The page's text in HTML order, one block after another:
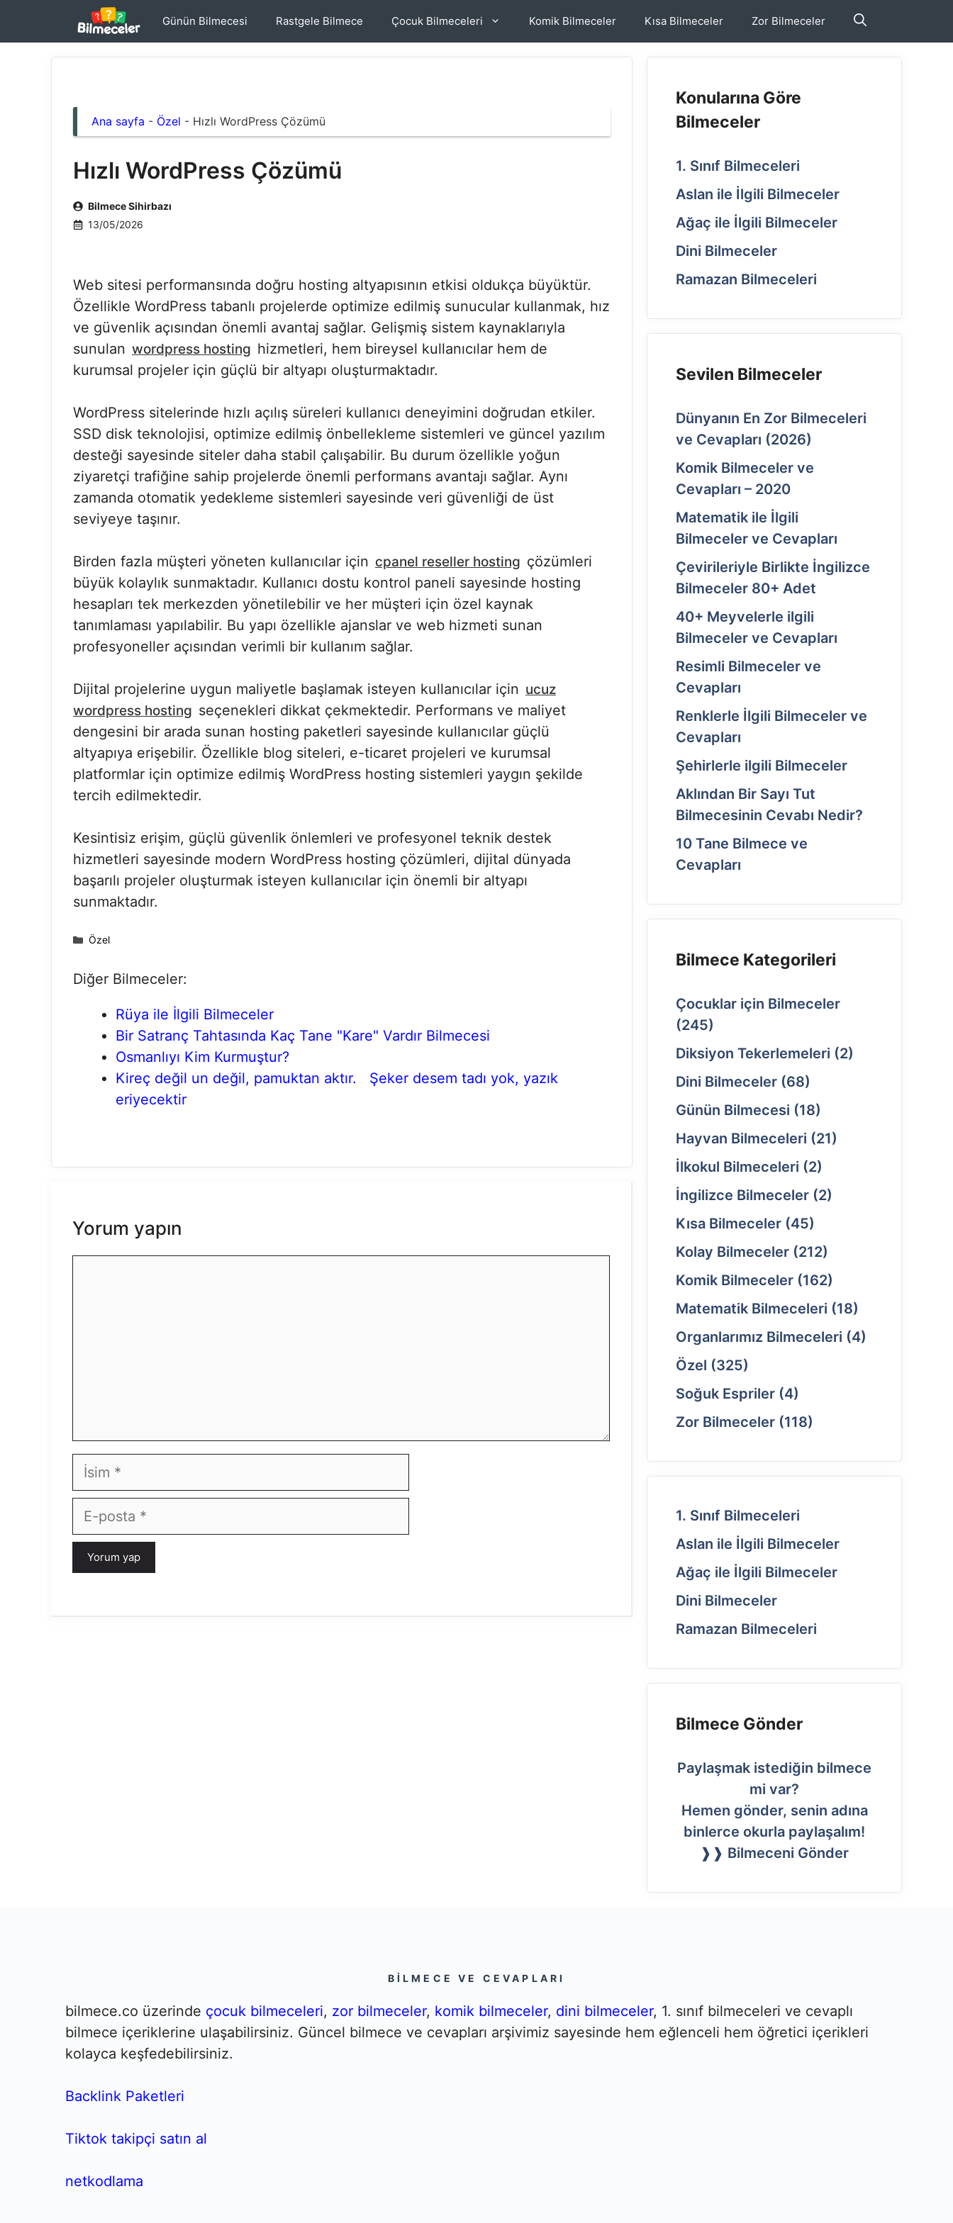
Günün Bilmecesi Rastgele Bilmece Çocuk Bilmeceleri Komik Bilmeceler Kısa Bilmeceler Zor Bilmeceler
Ana sayfa - Özel - Hızlı WordPress Çözümü
Hızlı WordPress Çözümü
Bilmece Sihirbazı
13/05/2026
Web sitesi performansında doğru hosting altyapısının etkisi oldukça büyüktür.
Özellikle WordPress tabanlı projelerde optimize edilmiş sunucular kullanmak, hız
ve güvenlik açısından önemli avantaj sağlar. Gelişmiş sistem kaynaklarıyla
sunulan wordpress hosting hizmetleri, hem bireysel kullanıcılar hem de
kurumsal projeler için güçlü bir altyapı oluşturmaktadır.
WordPress sitelerinde hızlı açılış süreleri kullanıcı deneyimini doğrudan etkiler.
SSD disk teknolojisi, optimize edilmiş önbellekleme sistemleri ve güncel yazılım
desteği sayesinde siteler daha stabil çalışabilir. Bu durum özellikle yoğun
ziyaretçi trafiğine sahip projelerde önemli performans avantajı sağlar. Aynı
zamanda otomatik yedekleme sistemleri sayesinde veri güvenliği de üst
seviyeye taşınır.
Birden fazla müşteri yöneten kullanıcılar için cpanel reseller hosting çözümleri
büyük kolaylık sunmaktadır. Kullanıcı dostu kontrol paneli sayesinde hosting
hesapları tek merkezden yönetilebilir ve her müşteri için özel kaynak
tanımlaması yapılabilir. Bu yapı özellikle ajanslar ve web hizmeti sunan
profesyoneller açısından verimli bir kullanım sağlar.
Dijital projelerine uygun maliyetle başlamak isteyen kullanıcılar için ucuz
wordpress hosting seçenekleri dikkat çekmektedir. Performans ve maliyet
dengesini bir arada sunan hosting paketleri sayesinde kullanıcılar güçlü
altyapıya erişebilir. Özellikle blog siteleri, e-ticaret projeleri ve kurumsal
platformlar için optimize edilmiş WordPress hosting sistemleri yaygın şekilde
tercih edilmektedir.
Kesintisiz erişim, güçlü güvenlik önlemleri ve profesyonel teknik destek
hizmetleri sayesinde modern WordPress hosting çözümleri, dijital dünyada
başarılı projeler oluşturmak isteyen kullanıcılar için önemli bir altyapı
sunmaktadır.
Kategoriler
Özel
Diğer Bilmeceler:
Rüya ile İlgili Bilmeceler
Bir Satranç Tahtasında Kaç Tane "Kare" Vardır Bilmecesi
Osmanlıyı Kim Kurmuştur?
Kireç değil un değil, pamuktan aktır. Şeker desem tadı yok, yazık
eriyecektir
Yorum yapın
İsim
E-
posta
Konularına Göre
Bilmeceler
1. Sınıf Bilmeceleri
Aslan ile İlgili Bilmeceler
Ağaç ile İlgili Bilmeceler
Dini Bilmeceler
Ramazan Bilmeceleri
Sevilen Bilmeceler
Dünyanın En Zor Bilmeceleri
ve Cevapları (2026)
Komik Bilmeceler ve
Cevapları – 2020
Matematik ile İlgili
Bilmeceler ve Cevapları
Çevirileriyle Birlikte İngilizce
Bilmeceler 80+ Adet
40+ Meyvelerle ilgili
Bilmeceler ve Cevapları
Resimli Bilmeceler ve
Cevapları
Renklerle İlgili Bilmeceler ve
Cevapları
Şehirlerle ilgili Bilmeceler
Aklından Bir Sayı Tut
Bilmecesinin Cevabı Nedir?
10 Tane Bilmece ve
Cevapları
Bilmece Kategorileri
Çocuklar için Bilmeceler
(245)
Diksiyon Tekerlemeleri (2)
Dini Bilmeceler (68)
Günün Bilmecesi (18)
Hayvan Bilmeceleri (21)
İlkokul Bilmeceleri (2)
İngilizce Bilmeceler (2)
Kısa Bilmeceler (45)
Kolay Bilmeceler (212)
Komik Bilmeceler (162)
Matematik Bilmeceleri (18)
Organlarımız Bilmeceleri (4)
Özel (325)
Soğuk Espriler (4)
Zor Bilmeceler (118)
1. Sınıf Bilmeceleri
Aslan ile İlgili Bilmeceler
Ağaç ile İlgili Bilmeceler
Dini Bilmeceler
Ramazan Bilmeceleri
Bilmece Gönder
Paylaşmak istediğin bilmece
mi var?
Hemen gönder, senin adına
binlerce okurla paylaşalım!
❱❱ Bilmeceni Gönder
BILMECE VE CEVAPLARI
bilmece.co üzerinde çocuk bilmeceleri, zor bilmeceler, komik bilmeceler, dini bilmeceler, 1. sınıf bilmeceleri ve cevaplı
bilmece içeriklerine ulaşabilirsiniz. Güncel bilmece ve cevapları arşivimiz sayesinde hem eğlenceli hem öğretici içerikleri
kolayca keşfedebilirsiniz.
Backlink Paketleri
Tiktok takipçi satın al
netkodlama